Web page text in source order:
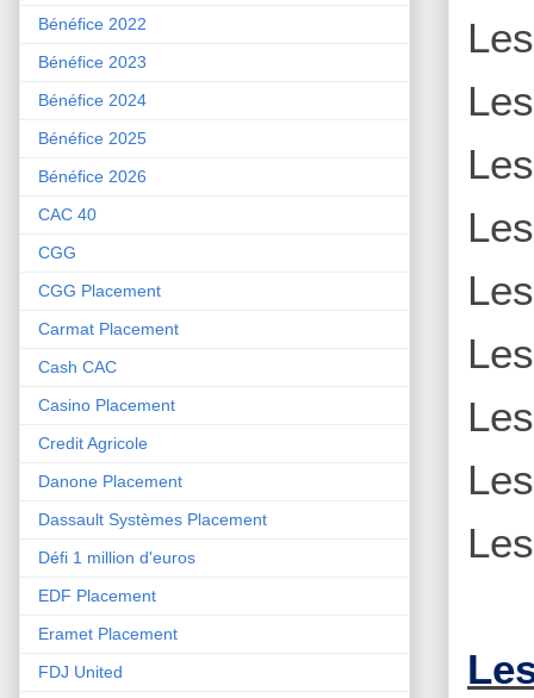
Bénéfice 2022
Bénéfice 2023
Bénéfice 2024
Bénéfice 2025
Bénéfice 2026
CAC 40
CGG
CGG Placement
Carmat Placement
Cash CAC
Casino Placement
Credit Agricole
Danone Placement
Dassault Systèmes Placement
Défi 1 million d'euros
EDF Placement
Eramet Placement
FDJ United